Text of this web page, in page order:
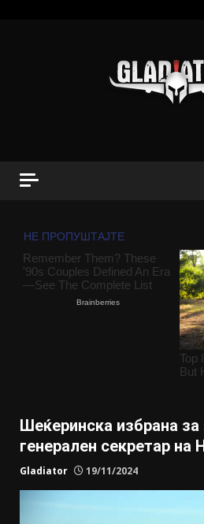
Шеќеринска избрана
генерален секретар на
Gladiator 19/11/2024